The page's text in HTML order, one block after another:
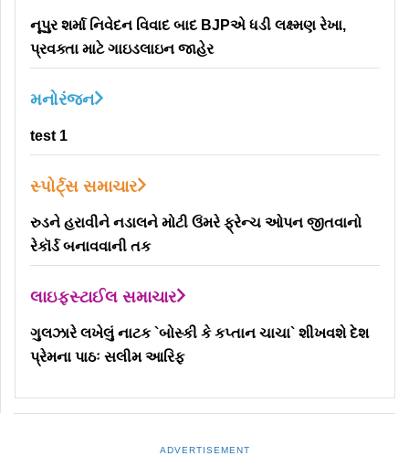
નૂપુર શર્મા નિવેદન વિવાદ બાદ BJPએ ધડી લક્ષ્મણ રેખા,
પ્રવક્તા માટે ગાઇડલાઇન જાહેર
મનોરંજન
test 1
સ્પોર્ટ્સ સમાચાર
રુડને હરાવીને નડાલને મોટી ઉંમરે ફ્રેન્ચ ઓપન જીતવાનો
રેકૉર્ડ બનાવવાની તક
લાઇફસ્ટાઈલ સમાચાર
ગુલઝારે લખેલું નાટક `બોસ્કી કે કપ્તાન ચાચા` શીખવશે દેશ
પ્રેમના પાઠઃ સલીમ આરિફ
ADVERTISEMENT